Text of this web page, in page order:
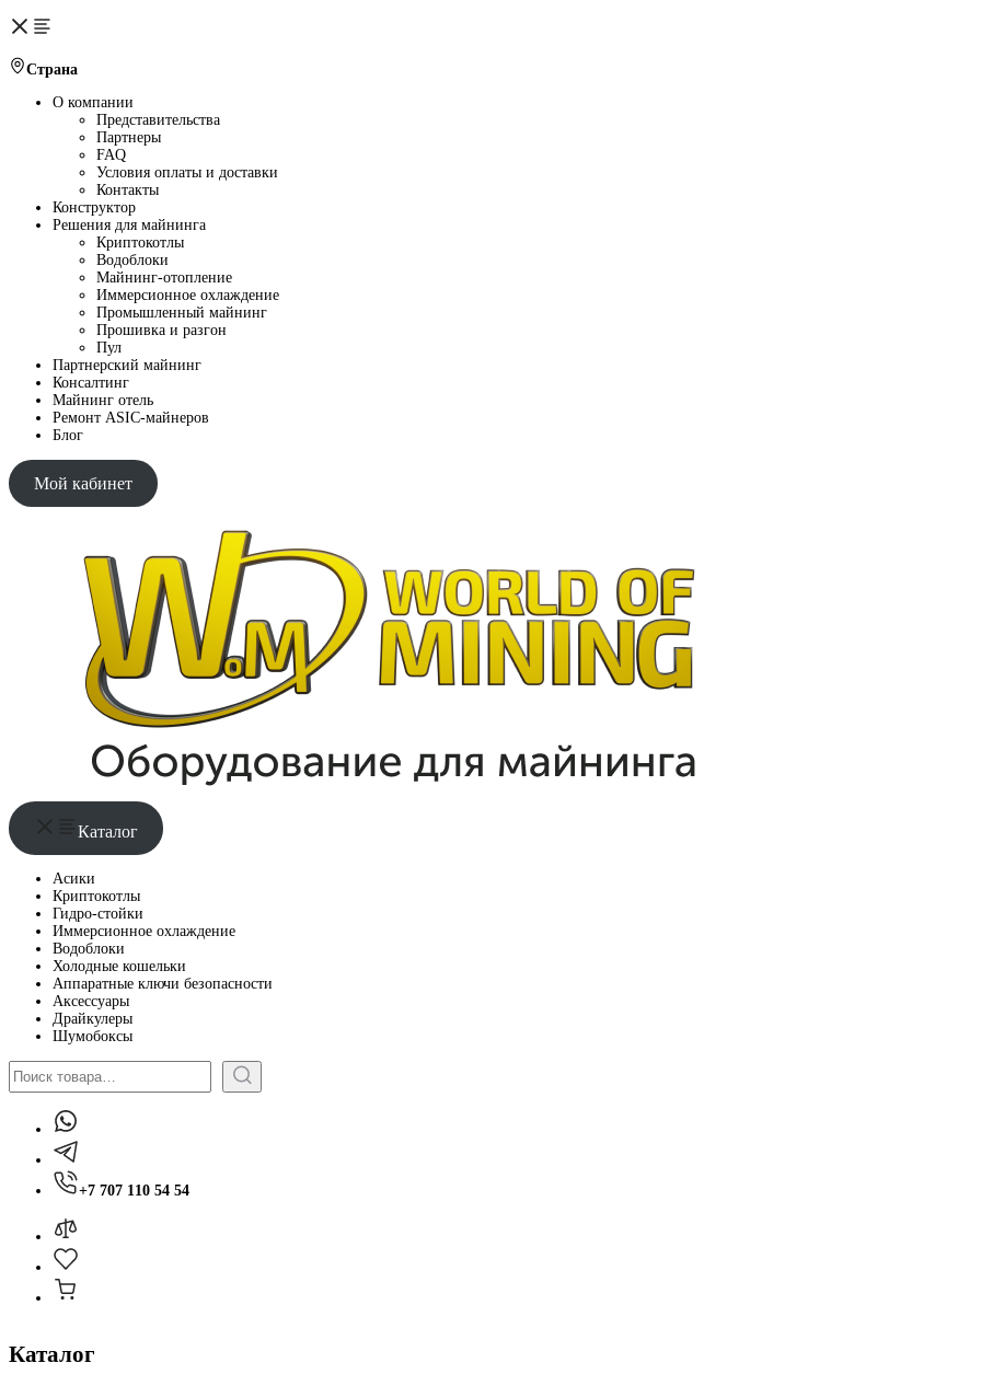
Страна
О компании
Представительства
Партнеры
FAQ
Условия оплаты и доставки
Контакты
Конструктор
Решения для майнинга
Криптокотлы
Водоблоки
Майнинг-отопление
Иммерсионное охлаждение
Промышленный майнинг
Прошивка и разгон
Пул
Партнерский майнинг
Консалтинг
Майнинг отель
Ремонт ASIC-майнеров
Блог
Мой кабинет
Каталог
Асики
Криптокотлы
Гидро-стойки
Иммерсионное охлаждение
Водоблоки
Холодные кошельки
Аппаратные ключи безопасности
Аксессуары
Драйкулеры
Шумобоксы
Поиск
+7 707 110 54 54
Каталог